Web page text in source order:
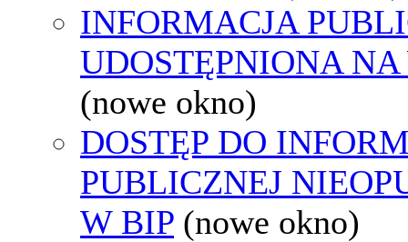
INFORMACJA
UDOSTĘPNIONA
(nowe okno)
DOSTĘP DO
PUBLICZNEJ
W BIP (nowe okno)